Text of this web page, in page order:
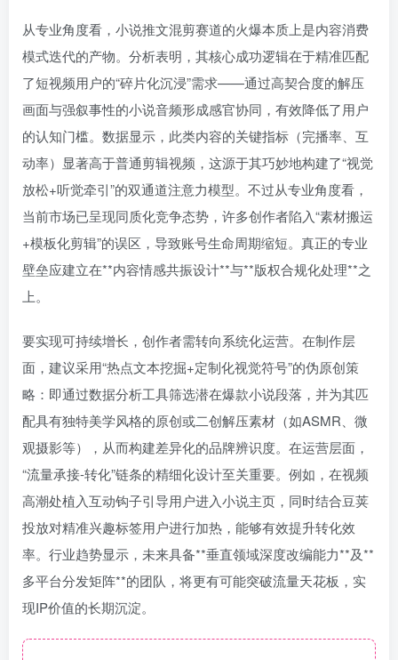
从专业角度看，小说推文混剪赛道的火爆本质上是内容消费
模式迭代的产物。分析表明，其核心成功逻辑在于精准匹配
了短视频用户的“碎片化沉浸”需求——通过高契合度的解压
画面与强叙事性的小说音频形成感官协同，有效降低了用户
的认知门槛。数据显示，此类内容的关键指标（完播率、互
动率）显著高于普通剪辑视频，这源于其巧妙地构建了“视觉
放松+听觉牵引”的双通道注意力模型。不过从专业角度看，
当前市场已呈现同质化竞争态势，许多创作者陷入“素材搬运
+模板化剪辑”的误区，导致账号生命周期缩短。真正的专业
壁垒应建立在**内容情感共振设计**与**版权合规化处理**之
上。
要实现可持续增长，创作者需转向系统化运营。在制作层
面，建议采用“热点文本挖掘+定制化视觉符号”的伪原创策
略：即通过数据分析工具筛选潜在爆款小说段落，并为其匹
配具有独特美学风格的原创或二创解压素材（如ASMR、微
观摄影等），从而构建差异化的品牌辨识度。在运营层面，
“流量承接-转化”链条的精细化设计至关重要。例如，在视频
高潮处植入互动钩子引导用户进入小说主页，同时结合豆荚
投放对精准兴趣标签用户进行加热，能够有效提升转化效
率。行业趋势显示，未来具备**垂直领域深度改编能力**及**
多平台分发矩阵**的团队，将更有可能突破流量天花板，实
现IP价值的长期沉淀。